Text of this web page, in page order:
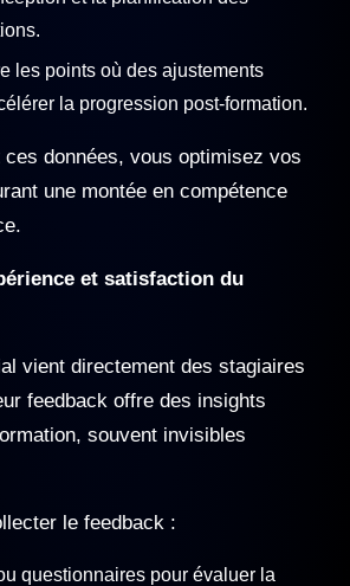
les points où des ajustements
la progression post-formation.
ces données, vous optimisez vos
une montée en compétence
et satisfaction du
vient directement des stagiaires
feedback offre des insights
souvent invisibles
le feedback :
questionnaires pour évaluer la